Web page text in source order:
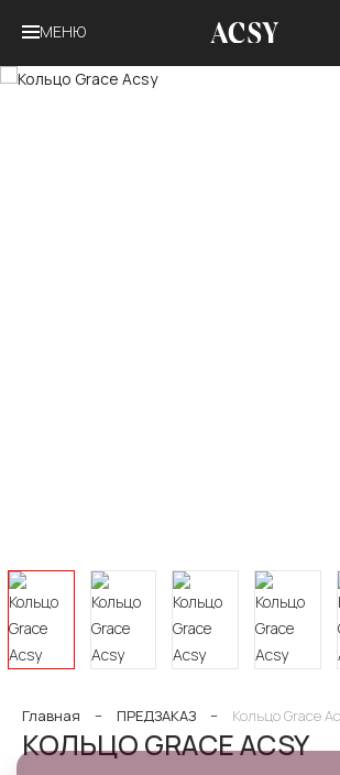
МЕНЮ
Главная − ПРЕДЗАКАЗ − Кольцо Grace
КОЛЬЦО GRACE ACSY